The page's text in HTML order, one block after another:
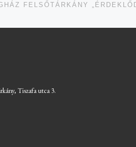
FELSŐTÁRKÁNY
Tiszafa utca 3.